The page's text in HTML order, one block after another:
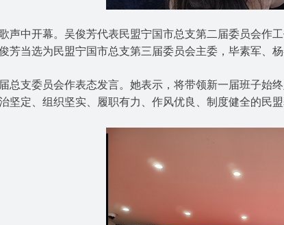
中开幕。吴俊芳代表民盟宁国市总支第二届委员会作
芳当选为民盟宁国市总支第三届委员会主委，毕素军、
支委员会作表态发言。她表示，将带领新一届班子始
坚定、组织坚实、履职有力、作风优良、制度健全的民